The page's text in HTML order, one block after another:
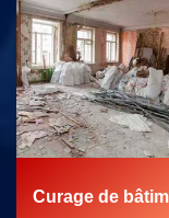
Curage de